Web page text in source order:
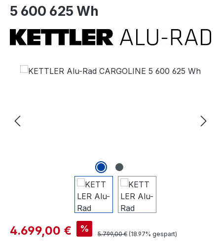
5 600 625 Wh
Verkaufspreis:
4.699,00 € % Regulärer Preis:
5.799,00 € (18.97% gespart)